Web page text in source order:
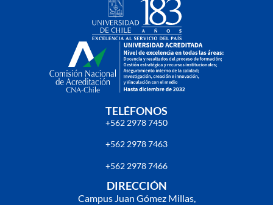
TELÉFONOS
+562 2978 7450
+562 2978 7463
+562 2978 7466
DIRECCIÓN
Campus Juan Gómez Millas,